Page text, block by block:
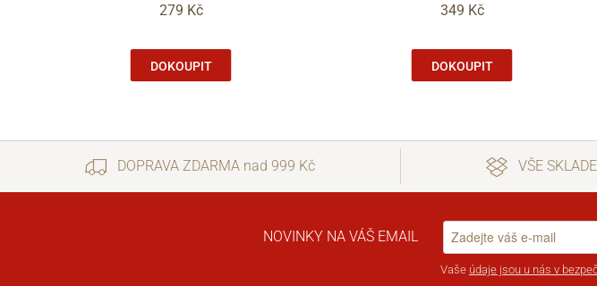
279 Kč
DOKOUPIT
349 Kč
DOKOUPIT
DOPRAVA ZDARMA nad 999 Kč VŠE
NOVINKY NA VÁŠ EMAIL
Vaše údaje jsou u nás v